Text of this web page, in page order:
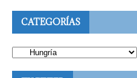
CATEGORÍAS